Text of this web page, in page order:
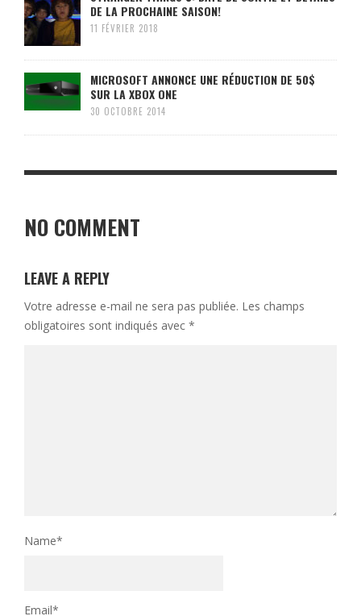
DE LA PROCHAINE SAISON!
11 FÉVRIER 2018
MICROSOFT ANNONCE UNE RÉDUCTION DE 50$
SUR LA XBOX ONE
30 OCTOBRE 2014
NO COMMENT
LEAVE A REPLY
Votre adresse e-mail ne sera pas publiée. Les champs
obligatoires sont indiqués avec *
Name*
Email*